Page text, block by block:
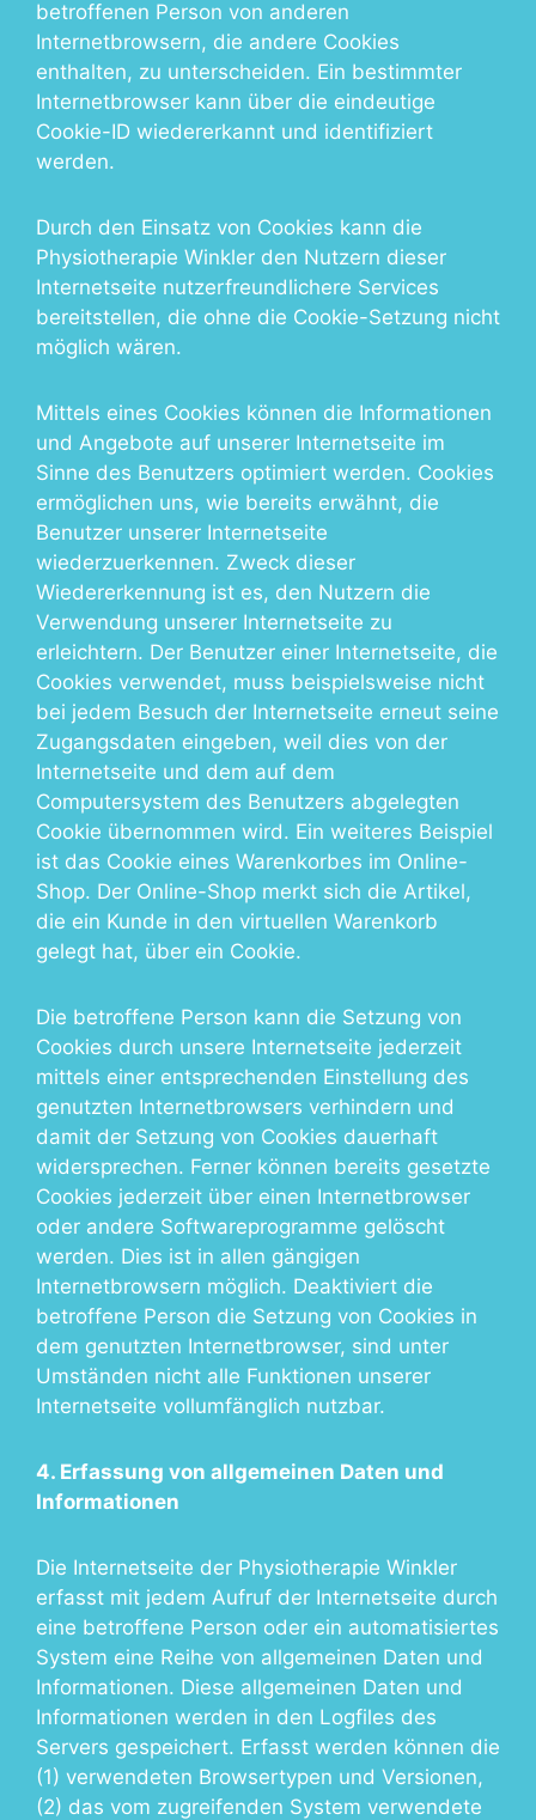
betroffenen Person von anderen
Internetbrowsern, die andere Cookies
enthalten, zu unterscheiden. Ein bestimmter
Internetbrowser kann über die eindeutige
Cookie-ID wiedererkannt und identifiziert
werden.
Durch den Einsatz von Cookies kann die
Physiotherapie Winkler den Nutzern dieser
Internetseite nutzerfreundlichere Services
bereitstellen, die ohne die Cookie-Setzung nicht
möglich wären.
Mittels eines Cookies können die Informationen
und Angebote auf unserer Internetseite im
Sinne des Benutzers optimiert werden. Cookies
ermöglichen uns, wie bereits erwähnt, die
Benutzer unserer Internetseite
wiederzuerkennen. Zweck dieser
Wiedererkennung ist es, den Nutzern die
Verwendung unserer Internetseite zu
erleichtern. Der Benutzer einer Internetseite, die
Cookies verwendet, muss beispielsweise nicht
bei jedem Besuch der Internetseite erneut seine
Zugangsdaten eingeben, weil dies von der
Internetseite und dem auf dem
Computersystem des Benutzers abgelegten
Cookie übernommen wird. Ein weiteres Beispiel
ist das Cookie eines Warenkorbes im Online-
Shop. Der Online-Shop merkt sich die Artikel,
die ein Kunde in den virtuellen Warenkorb
gelegt hat, über ein Cookie.
Die betroffene Person kann die Setzung von
Cookies durch unsere Internetseite jederzeit
mittels einer entsprechenden Einstellung des
genutzten Internetbrowsers verhindern und
damit der Setzung von Cookies dauerhaft
widersprechen. Ferner können bereits gesetzte
Cookies jederzeit über einen Internetbrowser
oder andere Softwareprogramme gelöscht
werden. Dies ist in allen gängigen
Internetbrowsern möglich. Deaktiviert die
betroffene Person die Setzung von Cookies in
dem genutzten Internetbrowser, sind unter
Umständen nicht alle Funktionen unserer
Internetseite vollumfänglich nutzbar.
4. Erfassung von allgemeinen Daten und
Informationen
Die Internetseite der Physiotherapie Winkler
erfasst mit jedem Aufruf der Internetseite durch
eine betroffene Person oder ein automatisiertes
System eine Reihe von allgemeinen Daten und
Informationen. Diese allgemeinen Daten und
Informationen werden in den Logfiles des
Servers gespeichert. Erfasst werden können die
(1) verwendeten Browsertypen und Versionen,
(2) das vom zugreifenden System verwendete